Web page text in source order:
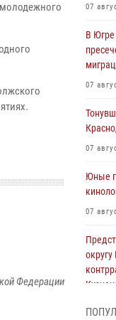
Федерации
07
В Югре
07
07
Юные
07